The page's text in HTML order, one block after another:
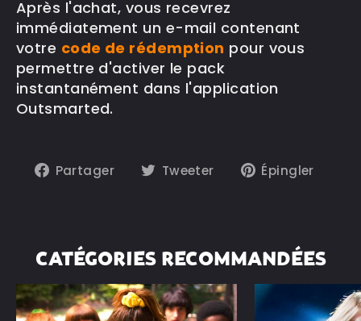
Après l'achat, vous recevrez
immédiatement un e-mail contenant
votre code de rédemption pour vous
permettre d'activer le pack
instantanément dans l'application
Outsmarted.
Partager
Partager
Tweeter
TweeterÉpingler
CATÉGORIES RECOMMANDÉES